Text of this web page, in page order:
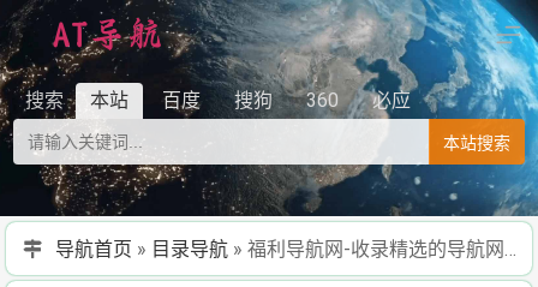
搜索 本站 百度 搜狗 360 必应
本站搜索
导航首页 » 目录导航» 福利导航网-收录精选的导航网站